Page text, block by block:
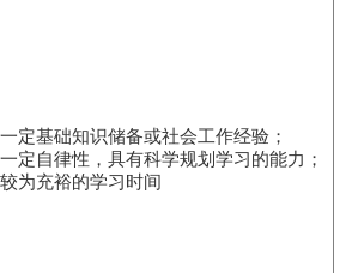
定基础知识储备或社会工作经验；
定自律性，具有科学规划学习的能力；
为充裕的学习时间